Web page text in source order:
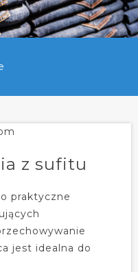
z sufitu
praktyczne
jest idealna do